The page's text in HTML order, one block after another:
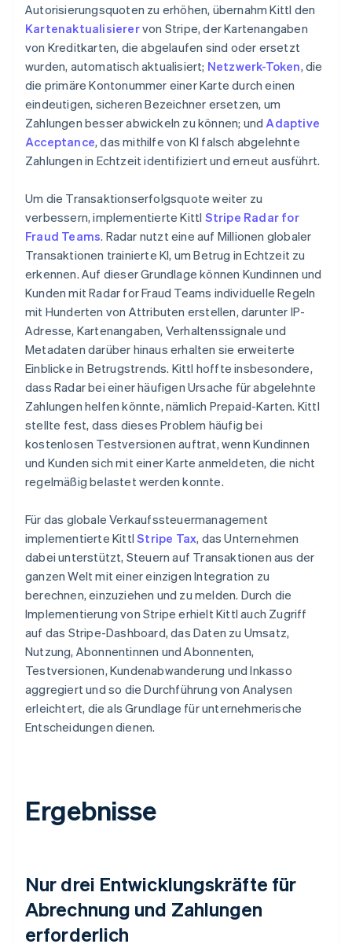
Autorisierungsquoten zu erhöhen, übernahm Kittl den
Kartenaktualisierervon Stripe, der Kartenangaben
von Kreditkarten, die abgelaufen sind oder ersetzt
wurden, automatisch aktualisiert; Netzwerk-Token, die
die primäre Kontonummer einer Karte durch einen
eindeutigen, sicheren Bezeichner ersetzen, um
Zahlungen besser abwickeln zu können; und Adaptive
Acceptance, das mithilfe von KI falsch abgelehnte
Zahlungen in Echtzeit identifiziert und erneut ausführt.
Um die Transaktionserfolgsquote weiter zu
verbessern, implementierte Kittl Stripe Radar for
Fraud Teams. Radar nutzt eine auf Millionen globaler
Transaktionen trainierte KI, um Betrug in Echtzeit zu
erkennen. Auf dieser Grundlage können Kundinnen und
Kunden mit Radar for Fraud Teams individuelle Regeln
mit Hunderten von Attributen erstellen, darunter IP-
Adresse, Kartenangaben, Verhaltenssignale und
Metadaten darüber hinaus erhalten sie erweiterte
Einblicke in Betrugstrends. Kittl hoffte insbesondere,
dass Radar bei einer häufigen Ursache für abgelehnte
Zahlungen helfen könnte, nämlich Prepaid-Karten. Kittl
stellte fest, dass dieses Problem häufig bei
kostenlosen Testversionen auftrat, wenn Kundinnen
und Kunden sich mit einer Karte anmeldeten, die nicht
regelmäßig belastet werden konnte.
Für das globale Verkaufssteuermanagement
implementierte KittlStripe Tax, das Unternehmen
dabei unterstützt, Steuern auf Transaktionen aus der
ganzen Welt mit einer einzigen Integration zu
berechnen, einzuziehen und zu melden. Durch die
Implementierung von Stripe erhielt Kittl auch Zugriff
auf das Stripe-Dashboard, das Daten zu Umsatz,
Nutzung, Abonnentinnen und Abonnenten,
Testversionen, Kundenabwanderung und Inkasso
aggregiert und so die Durchführung von Analysen
erleichtert, die als Grundlage für unternehmerische
Entscheidungen dienen.
Ergebnisse
Nur drei Entwicklungskräfte für
Abrechnung und Zahlungen
erforderlich